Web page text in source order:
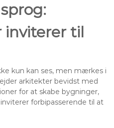
inviterer til
kun kan ses, men mærkes i
arkitekter bevidst med
for at skabe bygninger,
forbipasserende til at